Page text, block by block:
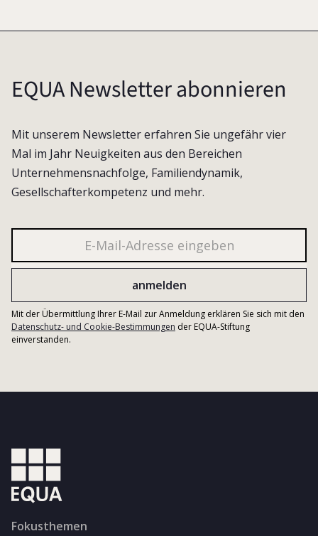
EQUA Newsletter abonnieren
Mit unserem Newsletter erfahren Sie ungefähr vier
Mal im Jahr Neuigkeiten aus den Bereichen
Unternehmensnachfolge, Familiendynamik,
Gesellschafterkompetenz und mehr.
Mit der Übermittlung Ihrer E-Mail zur Anmeldung erklären Sie sich mit den
Datenschutz- und Cookie-Bestimmungen der EQUA-Stiftung
einverstanden.
Fokusthemen